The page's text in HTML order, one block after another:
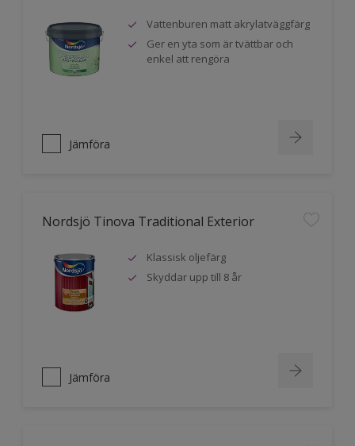
Vattenburen matt akrylatväggfärg
Ger en yta som är tvättbar och
enkel att rengöra
Jämföra
Nordsjö Tinova Traditional Exterior
Klassisk oljefärg
Skyddar upp till 8 år
Jämföra